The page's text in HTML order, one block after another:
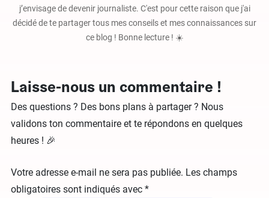
j’envisage de devenir journaliste. C'est pour cette raison que j'ai
décidé de te partager tous mes conseils et mes connaissances sur
ce blog ! Bonne lecture ! ☀️
Laisse-nous un commentaire !
Des questions ? Des bons plans à partager ? Nous
validons ton commentaire et te répondons en quelques
heures ! 🎉
Votre adresse e-mail ne sera pas publiée. Les champs
obligatoires sont indiqués avec *